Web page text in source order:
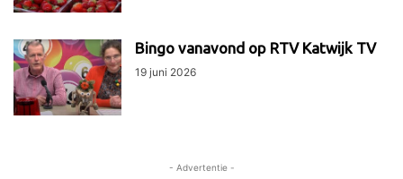
Bingo vanavond op RTV Katwijk TV
19 juni 2026
- Advertentie -